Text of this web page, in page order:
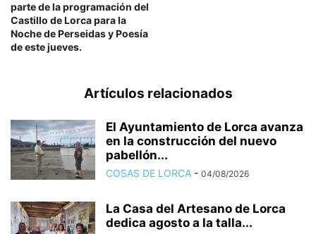
parte de la programación del
Castillo de Lorca para la
Noche de Perseidas y Poesía
de este jueves.
Artículos relacionados
El Ayuntamiento de Lorca avanza
en la construcción del nuevo
pabellón...
COSAS DE LORCA - 04/08/2026
La Casa del Artesano de Lorca
dedica agosto a la talla...